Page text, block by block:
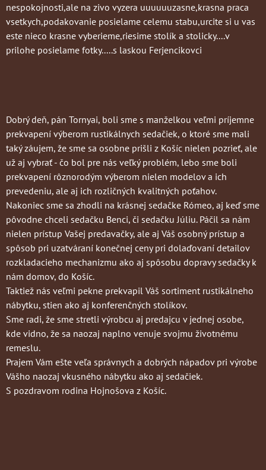
nespokojnosti,ale na zivo vyzera uuuuuuzasne,krasna praca
vsetkych,podakovanie posielame celemu stabu,urcite si u vas
este nieco krasne vyberieme,riesime stolík a stolicky....v
prilohe posielame fotky.....s laskou Ferjencikovci
Dobrý deň, pán Tornyai, boli sme s manželkou veľmi príjemne
prekvapení výberom rustikálnych sedačiek, o ktoré sme mali
taký záujem, že sme sa osobne prišli z Košíc nielen pozrieť, ale
už aj vybrať - čo bol pre nás veľký problém, lebo sme boli
prekvapení rôznorodým výberom nielen modelov a ich
prevedeniu, ale aj ich rozličných kvalitných poťahov.
Nakoniec sme sa zhodli na krásnej sedačke Rómeo, aj keď sme
pôvodne chceli sedačku Benci, či sedačku Júliu. Páčil sa nám
nielen prístup Vašej predavačky, ale aj Váš osobný prístup a
spôsob pri uzatváraní konečnej ceny pri dolaďovaní detailov
rozkladacieho mechanizmu ako aj spôsobu dopravy sedačky k
nám domov, do Košíc.
Taktiež nás veľmi pekne prekvapil Váš sortiment rustikálneho
nábytku, stien ako aj konferenčných stolíkov.
Sme radi, že sme stretli výrobcu aj predajcu v jednej osobe,
kde vidno, že sa naozaj naplno venuje svojmu životnému
remeslu.
Prajem Vám ešte veľa správnych a dobrých nápadov pri výrobe
Vášho naozaj vkusného nábytku ako aj sedačiek.
S pozdravom rodina Hojnošova z Košíc.